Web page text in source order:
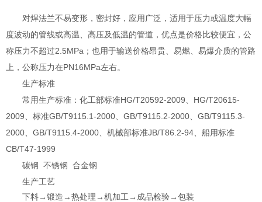
对焊法兰不易变形，密封好，应用广泛，适用于压力或温度大幅
度波动的管线或高温、高压及低温的管道，优点是价格比较便宜，公
称压力不超过2.5MPa；也用于输送价格昂贵、易燃、易爆介质的管路
上，公称压力在PN16MPa左右。
生产标准
常用生产标准：化工部标准HG/T20592-2009、HG/T20615-
2009、标准GB/T9115.1-2000、GB/T9115.2-2000、GB/T9115.3-
2000、GB/T9115.4-2000、机械部标准JB/T86.2-94、船用标准
CB/T47-1999
碳钢 不锈钢 合金钢
生产工艺
下料→锻造→热处理→机加工→成品检验→包装